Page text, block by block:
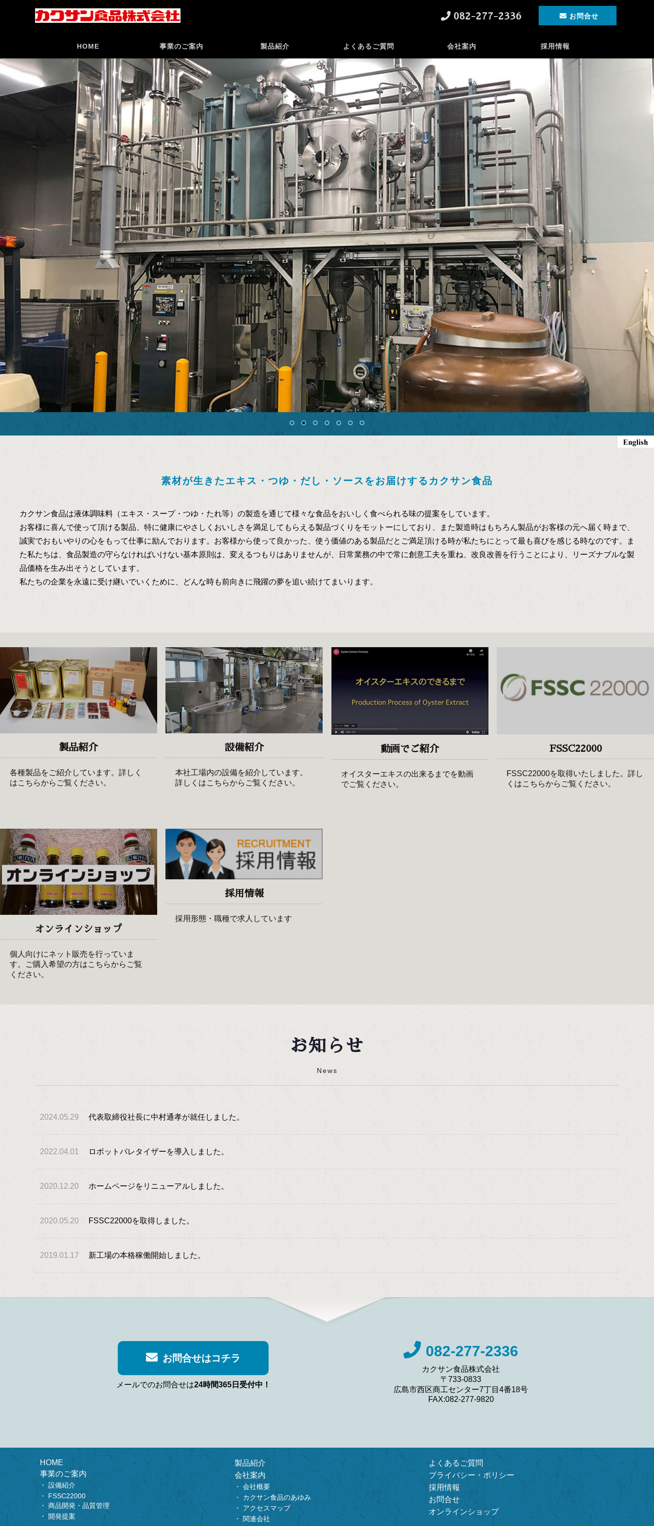
お問合せ
082-277-2336
HOME 事業のご案内 製品紹介 よくあるご質問 会社案内 採用情報
素材が生きたエキス・つゆ・だし・ソースをお届けするカクサン食品
カクサン食品は液体調味料（エキス・スープ・つゆ・たれ等）の製造を通じて様々な食品をおいしく食べられる味の提案をしています。
お客様に喜んで使って頂ける製品、特に健康にやさしくおいしさを満足してもらえる製品づくりをモットーにしており、また製造時はもちろん製品がお客様の元へ届く時まで、
誠実でおもいやりの心をもって仕事に励んでおります。お客様から使って良かった、使う価値のある製品だとご満足頂ける時が私たちにとって最も喜びを感じる時なのです。ま
た私たちは、食品製造の守らなければいけない基本原則は、変えるつもりはありませんが、日常業務の中で常に創意工夫を重ね、改良改善を行うことにより、リーズナブルな製
品価格を生み出そうとしています。
私たちの企業を永遠に受け継いでいくために、どんな時も前向きに飛躍の夢を追い続けてまいります。
製品紹介
各種製品をご紹介しています。詳しく
はこちらからご覧ください。
設備紹介
本社工場内の設備を紹介しています。
詳しくはこちらからご覧ください。
動画でご紹介
オイスターエキスの出来るまでを動画
でご覧ください。
FSSC22000
FSSC22000を取得いたしました。詳し
くはこちらからご覧ください。
オンラインショップ
個人向けにネット販売を行っていま
す。ご購入希望の方はこちらからご覧
ください。
採用情報
採用形態・職種で求人しています
お知らせ
News
2024.05.29 代表取締役社長に中村通孝が就任しました。
2022.04.01 ロボットパレタイザーを導入しました。
2020.12.20 ホームページをリニューアルしました。
2020.05.20 FSSC22000を取得しました。
2019.01.17 新工場の本格稼働開始しました。
お問合せはコチラ
メールでのお問合せは24時間365日受付中！
082-277-2336
カクサン食品株式会社
〒733-0833
広島市西区商工センター7丁目4番18号
FAX:082-277-9820
HOME
事業のご案内
設備紹介
FSSC22000
商品開発・品質管理
開発提案
製品紹介
会社案内
会社概要
カクサン食品のあゆみ
アクセスマップ
関連会社
よくあるご質問
プライバシー・ポリシー
採用情報
お問合せ
オンラインショップ